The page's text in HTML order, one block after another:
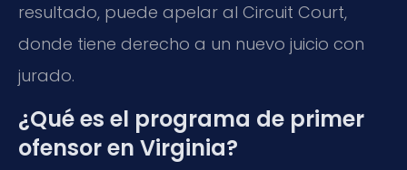
resultado, puede apelar al Circuit Court,
donde tiene derecho a un nuevo juicio con
jurado.
¿Qué es el programa de primer
ofensor en Virginia?